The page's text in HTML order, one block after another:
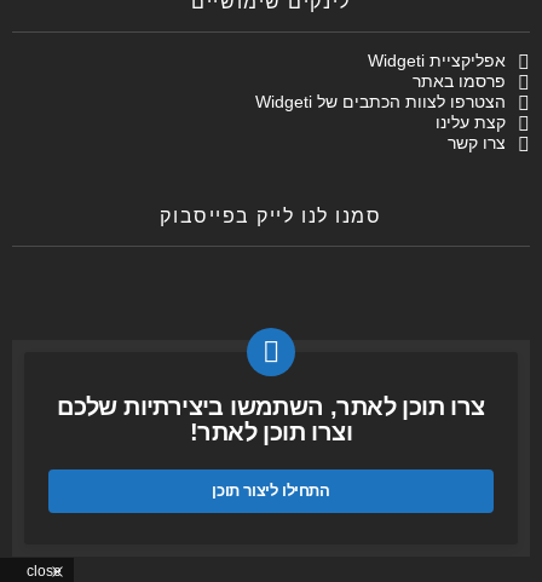
אפליקציית Widgeti
פרסמו באתר
הצטרפו לצוות הכתבים של Widgeti
קצת עלינו
צרו קשר
סמנו לנו לייק בפייסבוק
צרו תוכן לאתר, השתמשו ביצירתיות שלכם
וצרו תוכן לאתר!
התחילו ליצור תוכן
close